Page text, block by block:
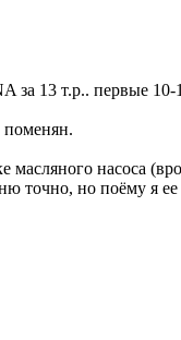
за 13 т.р.. первые
масляного насоса
точно, но поёму я